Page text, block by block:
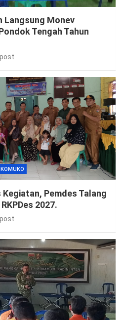
Langsung Monev
Tengah Tahun
Pemdes Talang
2027.